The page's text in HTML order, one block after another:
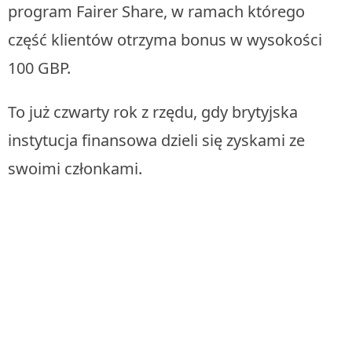
program Fairer Share, w ramach którego
część klientów otrzyma bonus w wysokości
100 GBP.
To już czwarty rok z rzędu, gdy brytyjska
instytucja finansowa dzieli się zyskami ze
swoimi członkami.